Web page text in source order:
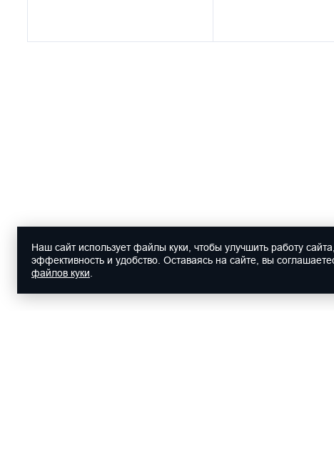
Наш сайт использует файлы куки, чтобы улучшить работу
эффективность и удобство. Оставаясь на сайте, вы
файлов куки